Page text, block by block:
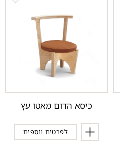
כיסא הדום מאטו עץ
לפרטים נוספים